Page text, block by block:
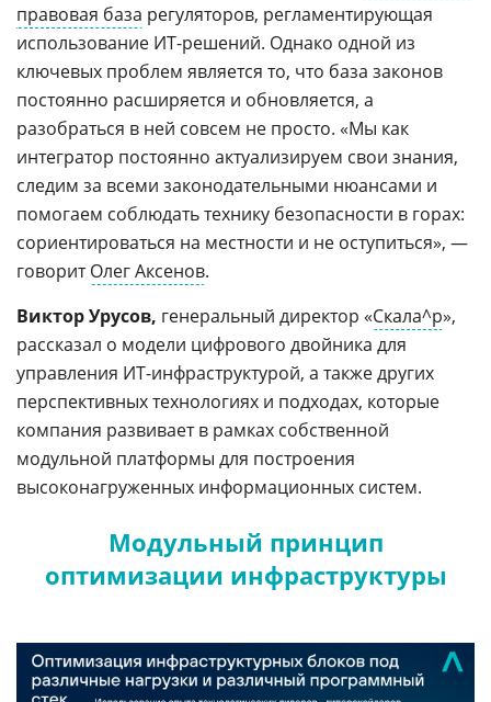
правовая база регуляторов, регламентирующая
использование ИТ-решений. Однако одной из
ключевых проблем является то, что база законов
постоянно расширяется и обновляется, а
разобраться в ней совсем не просто. «Мы как
интегратор постоянно актуализируем свои знания,
следим за всеми законодательными нюансами и
помогаем соблюдать технику безопасности в горах:
сориентироваться на местности и не оступиться», —
говоритОлег Аксенов.
Виктор Урусов, генеральный директор «Скала^р»,
рассказал о модели цифрового двойника для
управления ИТ-инфраструктурой, а также других
перспективных технологиях и подходах, которые
компания развивает в рамках собственной
модульной платформы для построения
высоконагруженных информационных систем.
Модульный принцип
оптимизации инфраструктуры